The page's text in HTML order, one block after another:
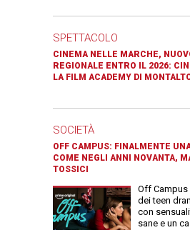
SPETTACOLO
CINEMA NELLE MARCHE,
REGIONALE ENTRO IL 2026:
LA FILM ACADEMY DI
SOCIETÀ
OFF CAMPUS: FINALMENTE
COME NEGLI ANNI NOVANTA,
TOSSICI
Off
dei teen
con
sane e un